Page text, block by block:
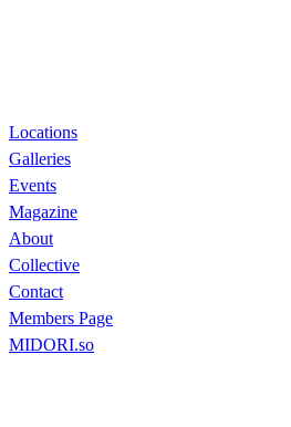
Locations
Galleries
Events
Magazine
About
Collective
Contact
Members Page
MIDORI.so